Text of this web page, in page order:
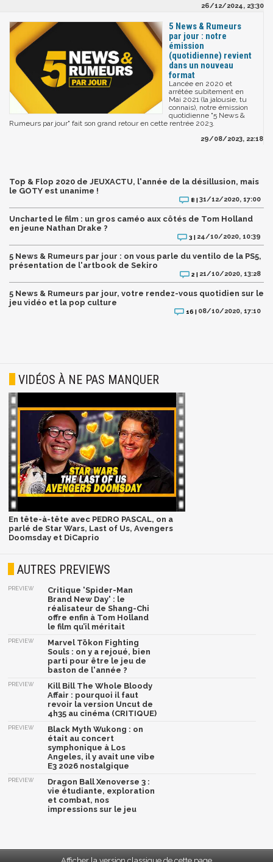
26/12/2024, 23:30
5 News & Rumeurs
par jour : notre
émission
(quotidienne) revient
dans un nouveau
format
Lancée en 2020 et
arrêtée subitement en
Mai 2021 (la jalousie, tu
connais), notre émission
quotidienne "5 News &
Rumeurs par jour" fait son grand retour en cette rentrée 2023.
29/08/2023, 22:18
Top & Flop 2020 de JEUXACTU, l'année de la désillusion, mais
le GOTY est unanime !
8 |31/12/2020, 17:00
Uncharted le film : un gros caméo aux côtés de Tom Holland
en jeune Nathan Drake ?
3 | 24/10/2020, 10:39
5 News & Rumeurs par jour : on vous parle du ventilo de la PS5,
présentation de l'artbook de Sekiro
2 | 21/10/2020, 13:28
5 News & Rumeurs par jour, votre rendez-vous quotidien sur le
jeu vidéo et la pop culture
16 | 08/10/2020, 17:10
VIDÉOS À NE PAS MANQUER
En tête-à-tête avec PEDRO PASCAL, on a
parlé de Star Wars, Last of Us, Avengers
Doomsday et DiCaprio
AUTRES PREVIEWS
PREVIEW
Critique 'Spider-Man
Brand New Day' : le
réalisateur de Shang-Chi
offre enfin à Tom Holland
le film qu’il méritait
PREVIEW
Marvel Tōkon Fighting
Souls : on y a rejoué, bien
parti pour être le jeu de
baston de l'année ?
PREVIEW
Kill Bill The Whole Bloody
Affair : pourquoi il faut
revoir la version Uncut de
4h35 au cinéma (CRITIQUE)
PREVIEW
Black Myth Wukong : on
était au concert
symphonique à Los
Angeles, il y avait une vibe
E3 2026 nostalgique
PREVIEW
Dragon Ball Xenoverse 3 :
vie étudiante, exploration
et combat, nos
impressions sur le jeu